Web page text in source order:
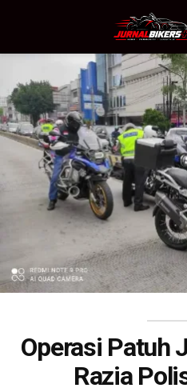
Operasi Patuh
Razia